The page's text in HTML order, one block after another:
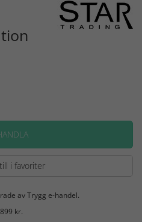
i favoriter
av Trygg e-handel.
kr.